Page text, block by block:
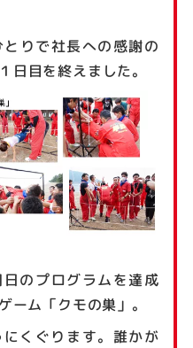
りで社長への感謝の
日目を終えました。
のプログラムを達成
ーム「クモの巣」。
くぐります。誰かが